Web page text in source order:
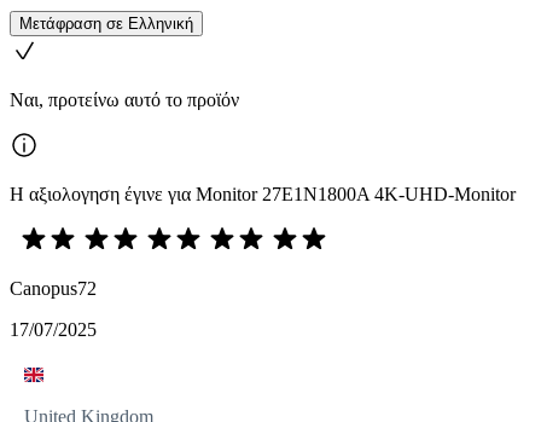
Μετάφραση σε Ελληνική
Ναι, προτείνω αυτό το προϊόν
Η αξιολογηση έγινε για Monitor 27E1N1800A 4K-UHD-Monitor
Canopus72
17/07/2025
United Kingdom